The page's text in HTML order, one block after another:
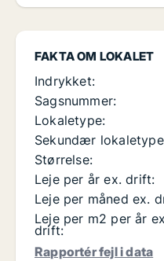
FAKTA OM LOKALET
Indrykket:
Sagsnummer:
Lokaletype:
Sekundær
Størrelse:
Leje per år ex. drift:
Leje per måned ex.
Leje per m2 per år
drift:
Rapportér fejl i data